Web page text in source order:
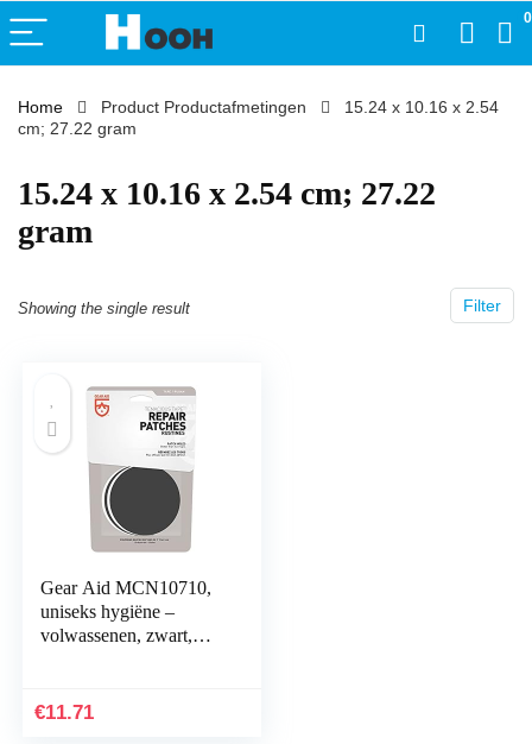
0
Home Product Productafmetingen
‎15.24 x 10.16 x 2.54
cm; 27.22 gram
‎15.24 x 10.16 x 2.54 cm; 27.22
gram
Filter
Showing the single result
Gear Aid MCN10710,
uniseks hygiëne –
volwassenen, zwart,
€11.71